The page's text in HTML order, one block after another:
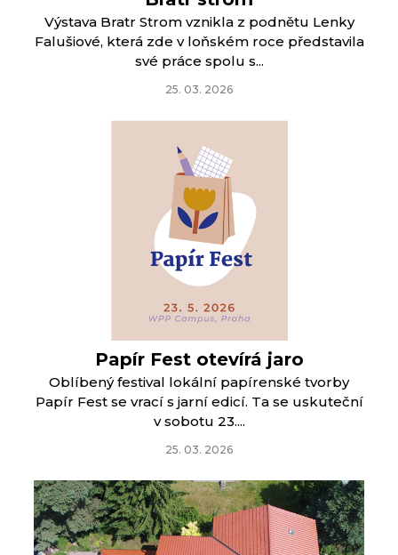
Výstava Bratr Strom vznikla z podnětu Lenky
Falušiové, která zde v loňském roce představila
své práce spolu s...
25. 03. 2026
Papír Fest otevírá jaro
Oblíbený festival lokální papírenské tvorby
Papír Fest se vrací s jarní edicí. Ta se uskuteční
v sobotu 23....
25. 03. 2026